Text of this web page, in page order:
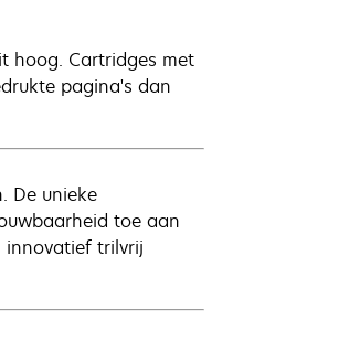
hoog. Cartridges met
pagina's dan
De unieke
toe aan
innovatief trilvrij